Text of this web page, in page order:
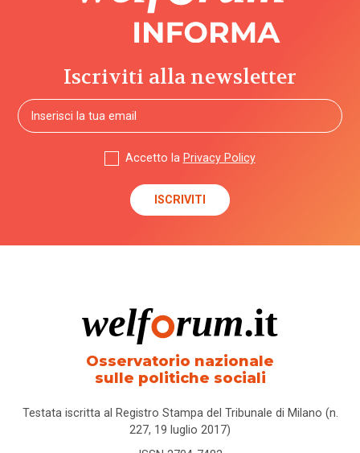
Iscriviti alla newsletter
Accetto la Privacy Policy
Osservatorio nazionale
sulle politiche sociali
Testata iscritta al Registro Stampa del Tribunale di Milano (n.
227, 19 luglio 2017)